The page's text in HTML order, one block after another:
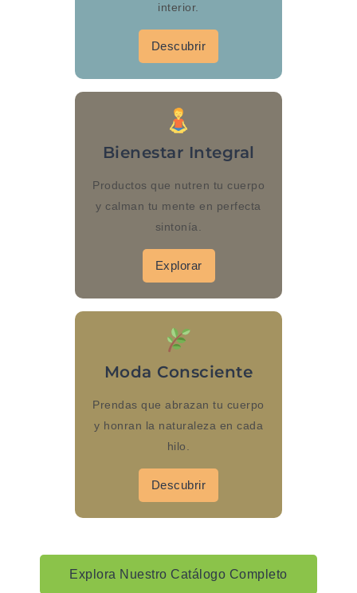
interior.
Descubrir
Bienestar Integral
Productos que nutren tu cuerpo
y calman tu mente en perfecta
sintonía.
Explorar
Moda Consciente
Prendas que abrazan tu cuerpo
y honran la naturaleza en cada
hilo.
Descubrir
Explora Nuestro Catálogo Completo